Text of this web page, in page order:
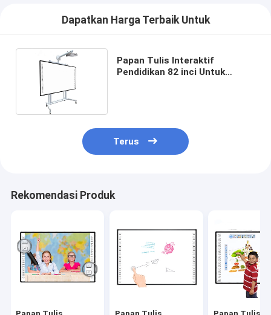
Dapatkan Harga Terbaik Untuk
Papan Tulis Interaktif
Pendidikan 82 inci Untuk
Terus
Rekomendasi Produk